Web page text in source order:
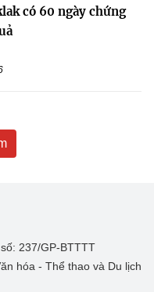
có 60 ngày chứng
237/GP-BTTTT
hóa - Thể thao và Du lịch